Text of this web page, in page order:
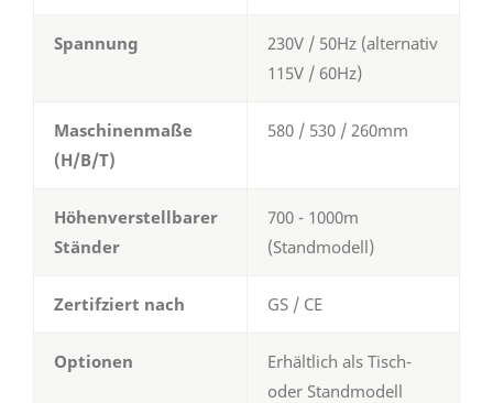
Spannung
230V / 50Hz (alternativ
115V / 60Hz)
Maschinenmaße
(H/B/T)
580 / 530 / 260mm
Höhenverstellbarer
Ständer
700 - 1000m
(Standmodell)
Zertifziert nach GS / CE
Optionen
Erhältlich als Tisch-
oder Standmodell